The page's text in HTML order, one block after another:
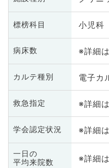
標榜科目 小児科
病床数 ※詳細
カルテ種別 電子カ
救急指定 ※詳細
学会認定状況 ※詳細
一日の
平均来院数
※詳細